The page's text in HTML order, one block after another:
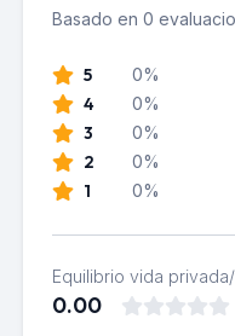
Basado en 0
5 0%
4 0%
3 0%
2 0%
1 0%
Equilibrio vida
0.00